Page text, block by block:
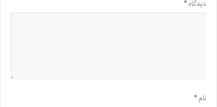
دیدگاه*
نام*